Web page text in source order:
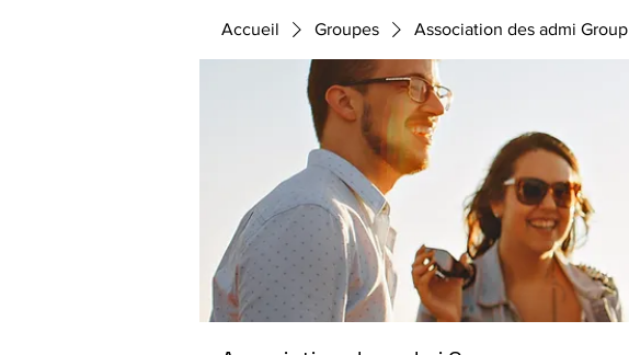
Accueil Groupes Association des admi Group